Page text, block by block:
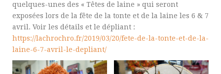
quelques-unes des « Têtes de laine » qui seront
exposées lors de la fête de la tonte et de la laine les 6 & 7
avril. Voir les détails et le dépliant :
https://lachrochro.fr/2019/03/20/fete-de-la-tonte-et-de-la-
laine-6-7-avril-le-depliant/